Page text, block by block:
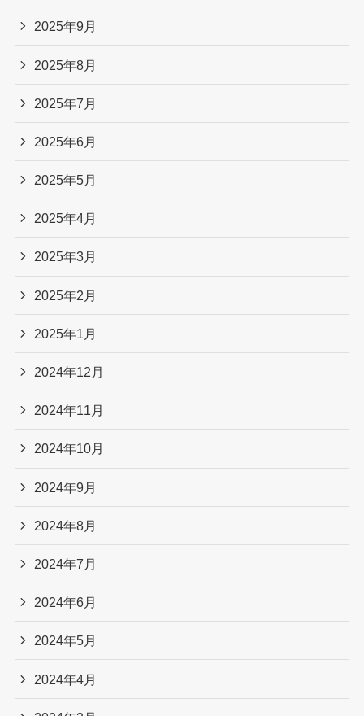
2025年9月
2025年8月
2025年7月
2025年6月
2025年5月
2025年4月
2025年3月
2025年2月
2025年1月
2024年12月
2024年11月
2024年10月
2024年9月
2024年8月
2024年7月
2024年6月
2024年5月
2024年4月